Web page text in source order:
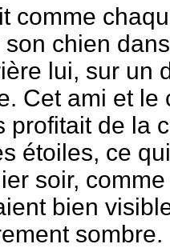
comme
son chien
lui, sur un
Cet ami et
profitait de la
étoiles, ce
soir,
bien
sombre.